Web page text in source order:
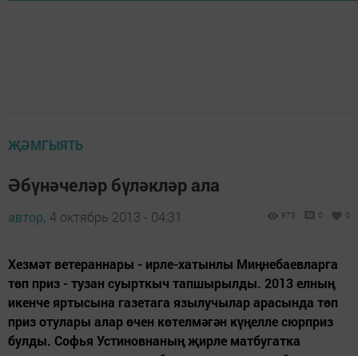
ҖӘМГЫЯТЬ
Әбүнәчеләр бүләкләр ала
автор, 4 октябрь 2013 - 04:31 873 0 0
Хезмәт ветераннары - ирле-хатынлы Миңнебаевларга
төп приз - тузан суырткыч тапшырылды. 2013 елның
икенче яртысына газетага язылучылар арасында төп
приз отулары алар өчен көтелмәгән күңелле сюрприз
булды. Софья Устиновнаның җирле матбугатка